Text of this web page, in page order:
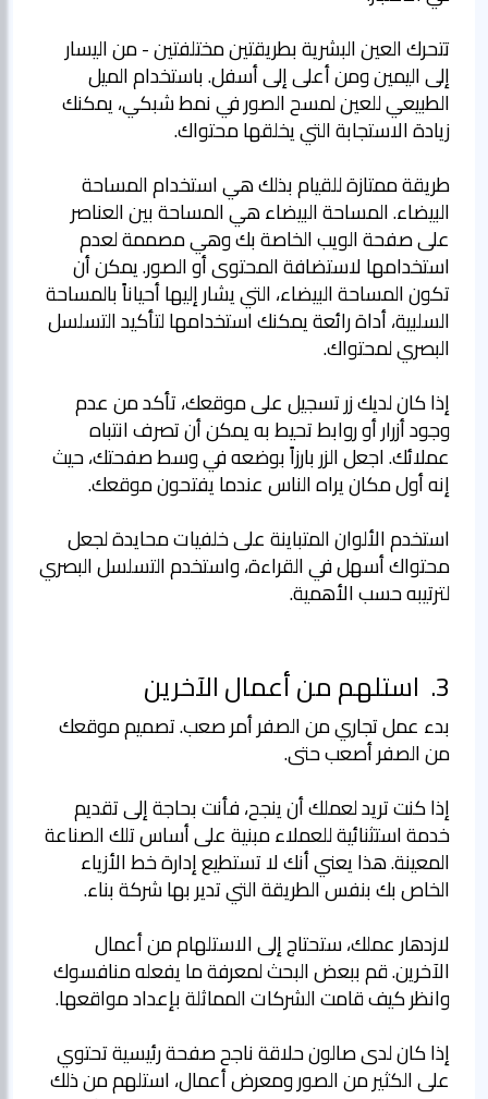
تتحرك العين البشرية بطريقتين مختلفتين - من اليسار
إلى اليمين ومن أعلى إلى أسفل. باستخدام الميل
الطبيعي للعين لمسح الصور في نمط شبكي، يمكنك
طريقة ممتازة للقيام بذلك هي استخدام المساحة
البيضاء. المساحة البيضاء هي المساحة بين العناصر
على صفحة الويب الخاصة بك وهي مصممة لعدم
استخدامها لاستضافة المحتوى أو الصور. يمكن أن
تكون المساحة البيضاء، التي يشار إليها أحياناً بالمساحة
السلبية، أداة رائعة يمكنك استخدامها لتأكيد التسلسل
إذا كان لديك زر تسجيل على موقعك، تأكد من عدم
وجود أزرار أو روابط تحيط به يمكن أن تصرف انتباه
عملائك. اجعل الزر بارزاً بوضعه في وسط صفحتك، حيث
استخدم الألوان المتباينة على خلفيات محايدة لجعل
محتواك أسهل في القراءة، واستخدم التسلسل البصري
لترتيبه حسب الأهمية.
3. استلهم من أعمال الآخرين
بدء عمل تجاري من الصفر أمر صعب. تصميم موقعك
إذا كنت تريد لعملك أن ينجح، فأنت بحاجة إلى تقديم
خدمة استثنائية للعملاء مبنية على أساس تلك الصناعة
المعينة. هذا يعني أنك لا تستطيع إدارة خط الأزياء
لازدهار عملك، ستحتاج إلى الاستلهام من أعمال
الآخرين. قم ببعض البحث لمعرفة ما يفعله منافسوك
إذا كان لدى صالون حلاقة ناجح صفحة رئيسية تحتوي
على الكثير من الصور ومعرض أعمال، استلهم من ذلك